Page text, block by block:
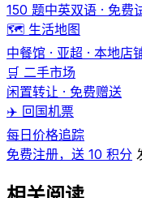
150 题中英双语 · 免费
🗺️ 生活地图
中餐馆 · 亚超 · 本地店
🛒 二手市场
闲置转让 · 免费赠送
✈️ 回国机票
每日价格追踪
免费注册，送 10 积分